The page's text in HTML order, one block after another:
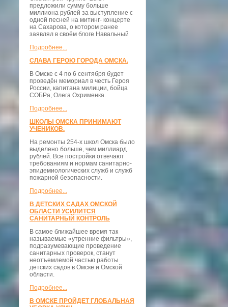
предложили сумму больше
миллиона рублей за выступление с
одной песней на митинг- концерте
на Сахарова, о котором ранее
заявлял в своём блоге Навальный
Подробнее...
СЛАВА ГЕРОЮ ГОРОДА ОМСКА.
В Омске с 4 по 6 сентября будет
проведён мемориал в честь Героя
России, капитана милиции, бойца
СОБРа, Олега Охрименка.
Подробнее...
ШКОЛЫ ОМСКА ПРИНИМАЮТ
УЧЕНИКОВ.
На ремонты 254-х школ Омска было
выделено больше, чем миллиард
рублей. Все постройки отвечают
требованиям и нормам санитарно-
эпидемиологических служб и служб
пожарной безопасности.
Подробнее...
В ДЕТСКИХ САДАХ ОМСКОЙ
ОБЛАСТИ УСИЛИТСЯ
САНИТАРНЫЙ КОНТРОЛЬ
В самое ближайшее время так
называемые «утренние фильтры»,
подразумевающие проведение
санитарных проверок, станут
неотъемлемой частью работы
детских садов в Омске и Омской
области.
Подробнее...
В ОМСКЕ ПРОЙДЕТ ГЛОБАЛЬНАЯ